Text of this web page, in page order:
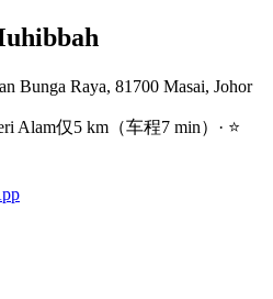
Bunga Raya, 81700 Masai, Johor
Alam仅5 km（车程7 min）· ⭐